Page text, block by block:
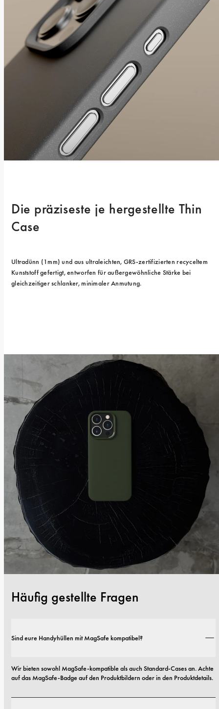
Die präziseste je hergestellte Thin
Case
Ultradünn (1mm) und aus ultraleichten, GRS-zertifizierten recyceltem
Kunststoff gefertigt, entworfen für außergewöhnliche Stärke bei
gleichzeitiger schlanker, minimaler Anmutung.
Häufig gestellte Fragen
Sind eure Handyhüllen mit MagSafe kompatibel?
Wir bieten sowohl MagSafe-kompatible als auch Standard-Cases an. Achte
auf das MagSafe-Badge auf den Produktbildern oder in den Produktdetails.